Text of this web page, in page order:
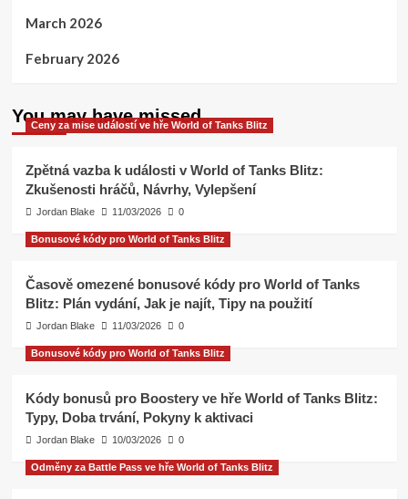
March 2026
February 2026
You may have missed
Ceny za mise událostí ve hře World of Tanks Blitz
Zpětná vazba k události v World of Tanks Blitz:
Zkušenosti hráčů, Návrhy, Vylepšení
Jordan Blake 11/03/2026 0
Bonusové kódy pro World of Tanks Blitz
Časově omezené bonusové kódy pro World of Tanks
Blitz: Plán vydání, Jak je najít, Tipy na použití
Jordan Blake 11/03/2026 0
Bonusové kódy pro World of Tanks Blitz
Kódy bonusů pro Boostery ve hře World of Tanks Blitz:
Typy, Doba trvání, Pokyny k aktivaci
Jordan Blake 10/03/2026 0
Odměny za Battle Pass ve hře World of Tanks Blitz